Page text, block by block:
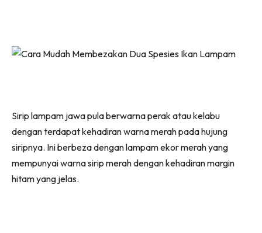
Sirip lampam jawa pula berwarna perak atau kelabu
dengan terdapat kehadiran warna merah pada hujung
siripnya. Ini berbeza dengan lampam ekor merah yang
mempunyai warna sirip merah dengan kehadiran margin
hitam yang jelas.